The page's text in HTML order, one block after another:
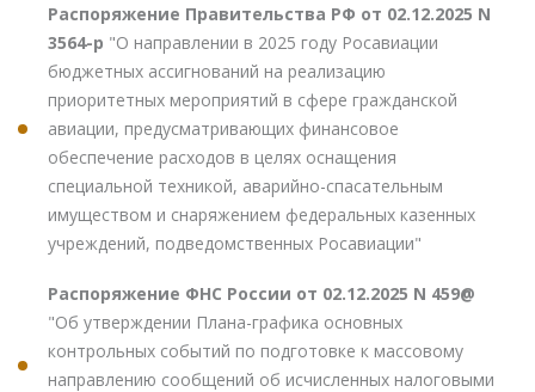
Распоряжение Правительства РФ от 02.12.2025 N
3564-р "О направлении в 2025 году Росавиации
бюджетных ассигнований на реализацию
приоритетных мероприятий в сфере гражданской
авиации, предусматривающих финансовое
обеспечение расходов в целях оснащения
специальной техникой, аварийно-спасательным
имуществом и снаряжением федеральных казенных
учреждений, подведомственных Росавиации"
Распоряжение ФНС России от 02.12.2025 N 459@
"Об утверждении Плана-графика основных
контрольных событий по подготовке к массовому
направлению сообщений об исчисленных налоговыми